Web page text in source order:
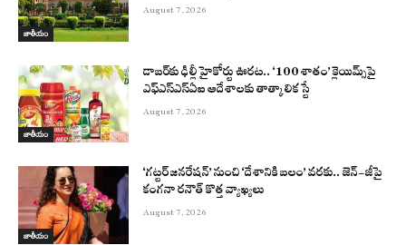
జాతీయం
August 7, 2026
జాతీయం
డాబర్‌కు ఢిల్లీ హైకోర్టు ఊరట.. ‘100 శాతం’ క్లెయిమ్స్‌పై
ఎఫ్‌ఎస్‌ఎస్‌ఏఐ ఆదేశాలకు తాత్కాలిక స్టే
August 7, 2026
జాతీయం
‘గట్టర్ జనరేషన్’ నుంచి ‘దేశానికి బలం’ వరకు.. జెన్-జీపై
కంగనా రనౌత్ కొత్త వ్యాఖ్యలు
August 7, 2026